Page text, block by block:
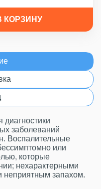
КОРЗИНУ
диагностики
заболеваний
Воспалительные
или
которые
нехарактерными
неприятным запахом.